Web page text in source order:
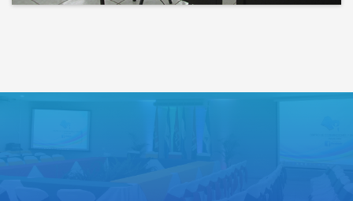
todos tus mañanas